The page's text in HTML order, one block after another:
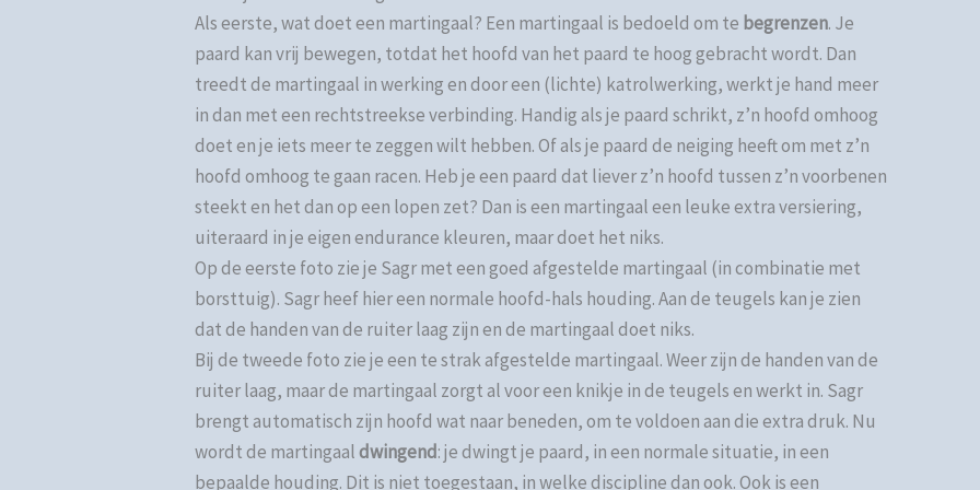
Als eerste, wat doet een martingaal? Een martingaal is bedoeld om te begrenzen. Je
paard kan vrij bewegen, totdat het hoofd van het paard te hoog gebracht wordt. Dan
treedt de martingaal in werking en door een (lichte) katrolwerking, werkt je hand meer
in dan met een rechtstreekse verbinding. Handig als je paard schrikt, z’n hoofd omhoog
doet en je iets meer te zeggen wilt hebben. Of als je paard de neiging heeft om met z’n
hoofd omhoog te gaan racen. Heb je een paard dat liever z’n hoofd tussen z’n voorbenen
steekt en het dan op een lopen zet? Dan is een martingaal een leuke extra versiering,
uiteraard in je eigen endurance kleuren, maar doet het niks.
Op de eerste foto zie je Sagr met een goed afgestelde martingaal (in combinatie met
borsttuig). Sagr heef hier een normale hoofd-hals houding. Aan de teugels kan je zien
dat de handen van de ruiter laag zijn en de martingaal doet niks.
Bij de tweede foto zie je een te strak afgestelde martingaal. Weer zijn de handen van de
ruiter laag, maar de martingaal zorgt al voor een knikje in de teugels en werkt in. Sagr
brengt automatisch zijn hoofd wat naar beneden, om te voldoen aan die extra druk. Nu
wordt de martingaaldwingend: je dwingt je paard, in een normale situatie, in een
bepaalde houding. Dit is niet toegestaan, in welke discipline dan ook. Ook is een